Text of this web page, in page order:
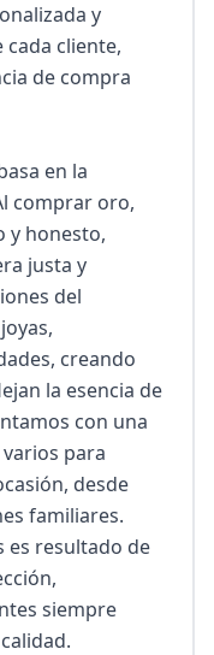
y
cada cliente,
de compra
en la
comprar oro,
y honesto,
justa y
del
creando
la esencia de
con una
para
desde
familiares.
es resultado de
siempre